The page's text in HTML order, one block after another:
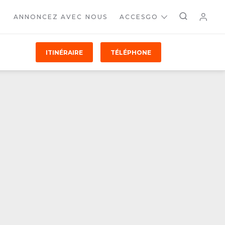
ANNONCEZ AVEC NOUS ACCESGO
ITINÉRAIRE TÉLÉPHONE